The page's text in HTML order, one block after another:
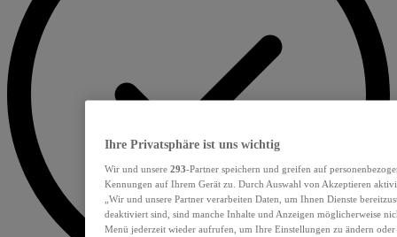
Ihre Privatsphäre ist uns wichtig
Wir und unsere 293-Partner speichern und greifen auf
Kennungen auf Ihrem Gerät zu. Durch Auswahl von Akzeptieren
„Wir und unsere Partner verarbeiten Daten, um Ihnen Dienste
deaktiviert sind, sind manche Inhalte und Anzeigen möglicherweise
Menü jederzeit wieder aufrufen, um Ihre Einstellungen zu ändern